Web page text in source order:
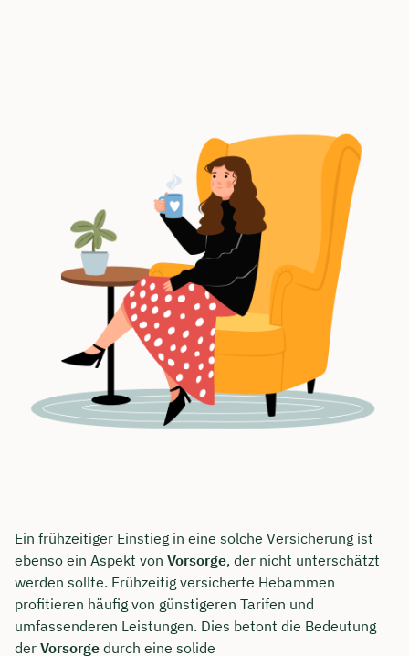
Ein frühzeitiger Einstieg in eine solche Versicherung ist
ebenso ein Aspekt von Vorsorge, der nicht unterschätzt
werden sollte. Frühzeitig versicherte Hebammen
profitieren häufig von günstigeren Tarifen und
umfassenderen Leistungen. Dies betont die Bedeutung
der Vorsorge durch eine solide